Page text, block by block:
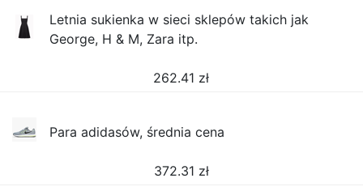
Letnia sukienka w sieci sklepów takich jak
George, H & M, Zara itp.
262.41 zł
Para adidasów, średnia cena
372.31 zł